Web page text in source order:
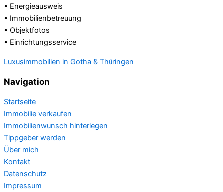
• Energieausweis
• Immobilienbetreuung
• Objektfotos
• Einrichtungsservice
Luxusimmobilien in Gotha & Thüringen
Navigation
Startseite
Immobilie verkaufen
Immobilienwunsch hinterlegen
Tippgeber werden
Über mich
Kontakt
Datenschutz
Impressum